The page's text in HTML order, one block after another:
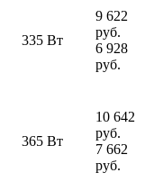
335 Вт
9 622
руб.
6 928
руб.
365 Вт
10 642
руб.
7 662
руб.